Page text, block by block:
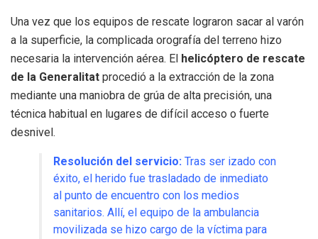
Una vez que los equipos de rescate lograron sacar al varón
a la superficie, la complicada orografía del terreno hizo
necesaria la intervención aérea. El helicóptero de rescate
de la Generalitat procedió a la extracción de la zona
mediante una maniobra de grúa de alta precisión, una
técnica habitual en lugares de difícil acceso o fuerte
desnivel.
Resolución del servicio: Tras ser izado con
éxito, el herido fue trasladado de inmediato
al punto de encuentro con los medios
sanitarios. Allí, el equipo de la ambulancia
movilizada se hizo cargo de la víctima para